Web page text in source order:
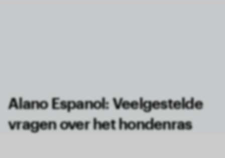
Alano Espanol: Veelgestelde
vragen over het hondenras